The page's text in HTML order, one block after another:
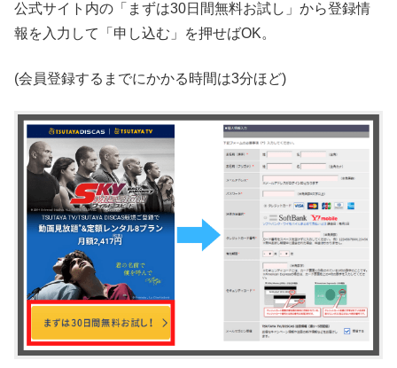
公式サイト内の「まずは30日間無料お試し」から登録情
報を入力して「申し込む」を押せばOK。
(会員登録するまでにかかる時間は3分ほど)